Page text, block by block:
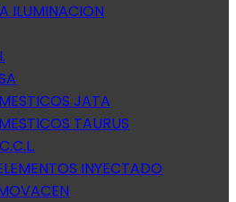
ILUMINACION
JATA
TAURUS
INYECTADO